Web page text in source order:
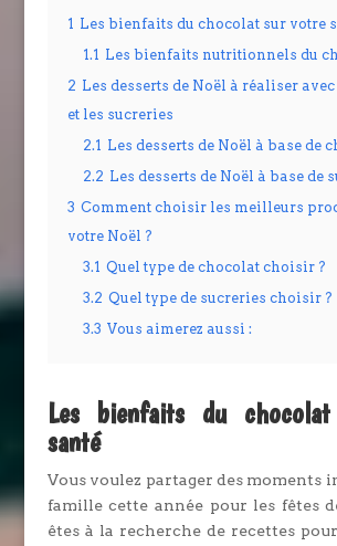
1 Les bienfaits du chocolat sur votre
1.1 Les bienfaits nutritionnels du
2 Les desserts de Noël à réaliser
et les sucreries
2.1 Les desserts de Noël à base de
2.2 Les desserts de Noël à base de
3 Comment choisir les meilleurs
votre Noël ?
3.1 Quel type de chocolat choisir ?
3.2 Quel type de sucreries choisir ?
3.3 Vous aimerez aussi :
Les bienfaits du
santé
Vous voulez partager des moments
famille cette année pour les fêtes
êtes à la recherche de recettes